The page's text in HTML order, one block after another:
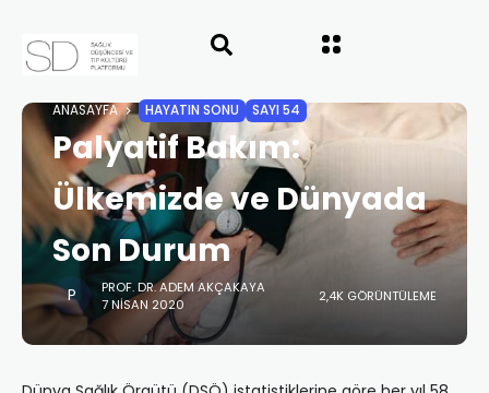
ANASAYFA HAYATIN SONU SAYI 54
Palyatif Bakım:
Ülkemizde ve Dünyada
Son Durum
PROF. DR. ADEM AKÇAKAYA
7 NISAN 2020
2,4K GÖRÜNTÜLEME